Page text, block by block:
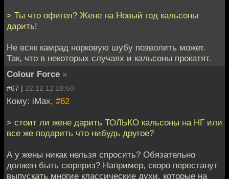
> Ты что офигел? Жене на Новый год кальсоны
дарить!
Не всяк камрад норковую шубу позволить может.
Так, что в некоторых случаях и кальсоны прокатят.
Colour Force »
#67 | 22.12.12 18:50
Кому: iMax, #62
> стоит ли жене дарить ТОЛЬКО кальсоны на НГ или
все же подарить что нибудь другое?
А у жены никак нельзя спросить? Обязательно
должен быть сюрприз? Например, скоро перестанут
выпускать многие классические духи, которые на